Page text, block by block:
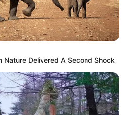
Nature Delivered A Second Shock